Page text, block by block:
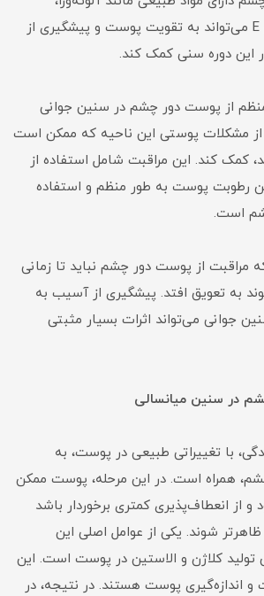
ویتامین C و ویتامین E می‌تواند به تقویت پوست و پیشگیری از
این دوره سنی کمک کند.
از پوست دور چشم در سنین جوانی
از مشکلات پوستی این ناحیه که ممکن است
کمک کند. این مراقبت شامل استفاده از
رطوبت پوست به طور منظم و استفاده
است.
مراقبت از پوست دور چشم نباید تا زمانی
به تعویق افتد. پیشگیری از آسیب به
جوانی می‌تواند اثرات بسیار مثبتی
در سنین میانسالی
با تغییراتی طبیعی در پوست، به
همراه است. در این مرحله، پوست ممکن
از انعطاف‌پذیری کمتری برخوردار باشد
شوند. یکی از عوامل اصلی این
کلاژن و الاستین در پوست است. این
و اندازه‌گیری پوست هستند. در نتیجه، در